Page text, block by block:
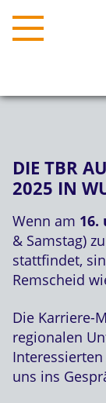
DIE TBR
2025 IN
Wenn am 16.
& Samstag)
stattfindet,
Remscheid
Die Karriere-
regionalen
uns ins